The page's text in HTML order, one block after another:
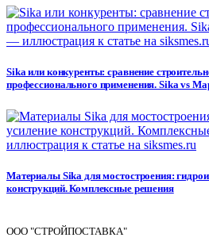
Sika или конкуренты: сравнение
профессионального применения. Sika vs
Материалы Sika для мостостроения:
конструкций. Комплексные решения
ООО "СТРОЙПОСТАВКА"